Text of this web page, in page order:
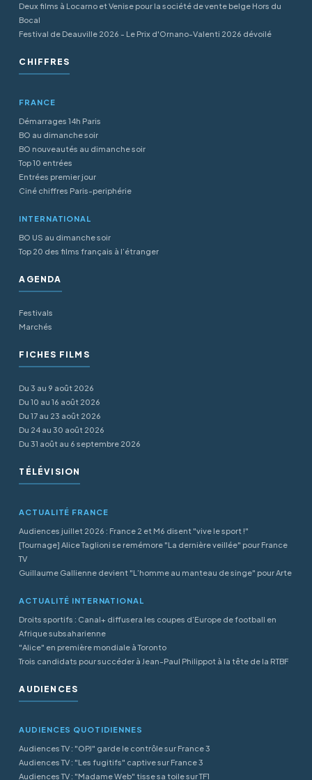
Deux films à Locarno et Venise pour la société de vente belge Hors du
Bocal
Festival de Deauville 2026 - Le Prix d'Ornano-Valenti 2026 dévoilé
CHIFFRES
FRANCE
Démarrages 14h Paris
BO au dimanche soir
BO nouveautés au dimanche soir
Top 10 entrées
Entrées premier jour
Ciné chiffres Paris-periphérie
INTERNATIONAL
BO US au dimanche soir
Top 20 des films français à l’étranger
AGENDA
Festivals
Marchés
FICHES FILMS
Du 3 au 9 août 2026
Du 10 au 16 août 2026
Du 17 au 23 août 2026
Du 24 au 30 août 2026
Du 31 août au 6 septembre 2026
TÉLÉVISION
ACTUALITÉ FRANCE
Audiences juillet 2026 : France 2 et M6 disent "vive le sport !"
[Tournage] Alice Taglioni se remémore "La dernière veillée" pour France
TV
Guillaume Gallienne devient "L’homme au manteau de singe" pour Arte
ACTUALITÉ INTERNATIONAL
Droits sportifs : Canal+ diffusera les coupes d’Europe de football en
Afrique subsaharienne
"Alice" en première mondiale à Toronto
Trois candidats pour succéder à Jean-Paul Philippot à la tête de la RTBF
AUDIENCES
AUDIENCES QUOTIDIENNES
Audiences TV : "OPJ" garde le contrôle sur France 3
Audiences TV : "Les fugitifs" captive sur France 3
Audiences TV : "Madame Web" tisse sa toile sur TF1